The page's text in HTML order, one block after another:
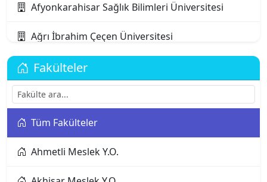
Afyonkarahisar Sağlık Bilimleri Üniversitesi
Ağrı İbrahim Çeçen Üniversitesi
Akdeniz Karpaz Üniversitesi
Akdeniz Üniversitesi
Aksaray Üniversitesi
Alanya Alaaddin Keykubat Üniversitesi
Fakülteler
Tüm Fakülteler
Ahmetli Meslek Y.O.